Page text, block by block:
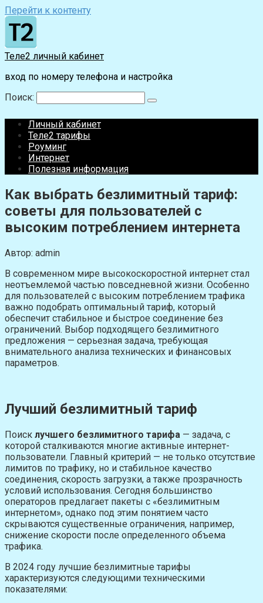
Перейти к контенту
Теле2 личный кабинет
вход по номеру телефона и настройка
Поиск:
Личный кабинет
Теле2 тарифы
Роуминг
Интернет
Полезная информация
Как выбрать безлимитный тариф:
советы для пользователей с
высоким потреблением интернета
Автор: admin
В современном мире высокоскоростной интернет стал
неотъемлемой частью повседневной жизни. Особенно
для пользователей с высоким потреблением трафика
важно подобрать оптимальный тариф, который
обеспечит стабильное и быстрое соединение без
ограничений. Выбор подходящего безлимитного
предложения — серьезная задача, требующая
внимательного анализа технических и финансовых
параметров.
Лучший безлимитный тариф
Поиск лучшего безлимитного тарифа — задача, с
которой сталкиваются многие активные интернет-
пользователи. Главный критерий — не только отсутствие
лимитов по трафику, но и стабильное качество
соединения, скорость загрузки, а также прозрачность
условий использования. Сегодня большинство
операторов предлагает пакеты с «безлимитным
интернетом», однако под этим понятием часто
скрываются существенные ограничения, например,
снижение скорости после определенного объема
трафика.
В 2024 году лучшие безлимитные тарифы
характеризуются следующими техническими
показателями: